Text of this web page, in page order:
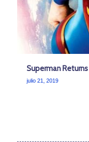
Superman
julio 21, 2019